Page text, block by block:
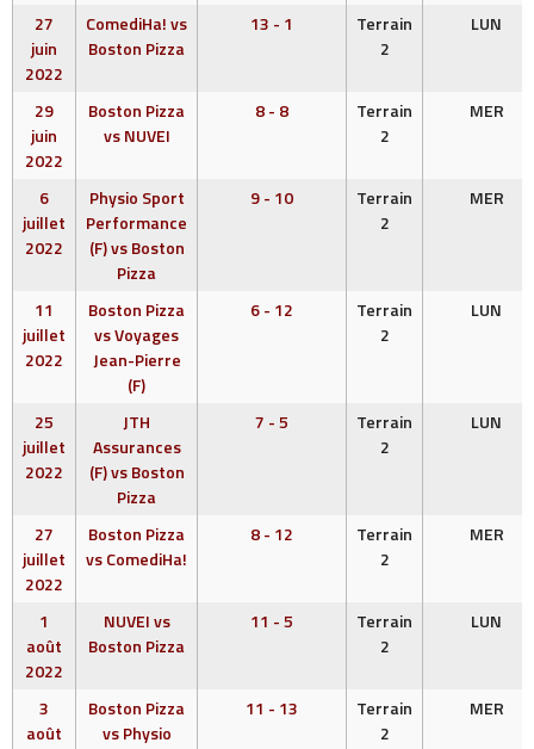
27
juin
2022
ComediHa! vs
Boston Pizza
13 - 1
Terrain
2
LUN
29
juin
2022
Boston Pizza
vs NUVEI
8 - 8
Terrain
2
MER
6
juillet
2022
Physio Sport
Performance
(F) vs Boston
Pizza
9 - 10
Terrain
2
MER
11
juillet
2022
Boston Pizza
vs Voyages
Jean-Pierre
(F)
6 - 12
Terrain
2
LUN
25
juillet
2022
JTH
Assurances
(F) vs Boston
Pizza
7 - 5
Terrain
2
LUN
27
juillet
2022
Boston Pizza
vs ComediHa!
8 - 12
Terrain
2
MER
1
août
2022
NUVEI vs
Boston Pizza
11 - 5
Terrain
2
LUN
3
août
Boston Pizza
vs Physio
11 - 13
Terrain
2
MER